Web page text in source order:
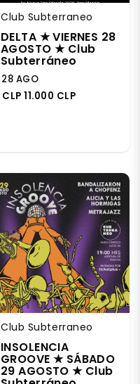
Club Subterraneo
DELTA ★ VIERNES 28
AGOSTO ★ Club
Subterráneo
28 AGO
CLP 11.000 CLP
Club Subterraneo
INSOLENCIA
GROOVE ★ SÁBADO
29 AGOSTO ★ Club